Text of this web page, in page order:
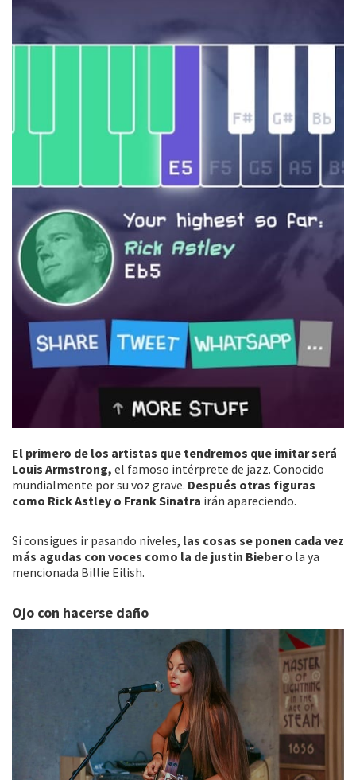
El primero de los artistas que tendremos que imitar será
Louis Armstrong, el famoso intérprete de jazz. Conocido
mundialmente por su voz grave. Después otras figuras
como Rick Astley o Frank Sinatra irán apareciendo.
Si consigues ir pasando niveles, las cosas se ponen cada vez
más agudas con voces como la de justin Biebero la ya
mencionada Billie Eilish.
Ojo con hacerse daño